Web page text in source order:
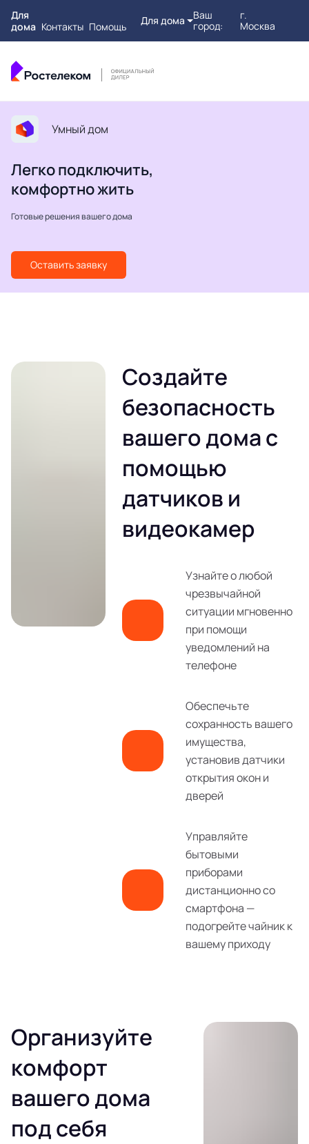
Для
дома Контакты Помощь Для дома
Ваш
город:
г.
Москва
Умный дом
Легко подключить,
комфортно жить
Готовые решения вашего дома
Оставить заявку
Создайте
безопасность
вашего дома с
помощью
датчиков и
видеокамер
Узнайте о любой
чрезвычайной
ситуации мгновенно
при помощи
уведомлений на
телефоне
Обеспечьте
сохранность вашего
имущества,
установив датчики
открытия окон и
дверей
Управляйте
бытовыми
приборами
дистанционно со
смартфона —
подогрейте чайник к
вашему приходу
Организуйте
комфорт
вашего дома
под себя